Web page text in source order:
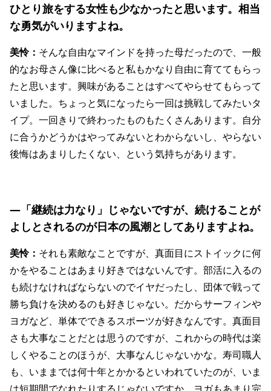
ひとり旅をする女性も少なかったと思います。相当
な勇気がいりますよね。
美怜： そんな自由なマインドを持った母だったので、一般
的なお母さん像に比べると私もかなり自由に育ててもらっ
たと思います。興味があることはすべてやらせてもらって
いました。ちょっと気になったら一回は挑戦してみたいタ
イプ。一回きりで終わったものもたくさんあります。自分
に合うかどうかはやってみないとわからないし、やらない
後悔はあまりしたくない、という気持ちがあります。
―「継続は力なり」じゃないですが、続けることが
よしとされるのが日本の風潮としてありますよね。
美怜： それも素敵なことですが、真面目にストイックに何
かをやることはあまり好きではないんです。部活に入るの
も続けなければならないのでイヤだったし、団体で戦って
勝ち負けを決めるのも好きじゃない。だからサーフィンや
ヨガなど、単体でできるスポーツが好きなんです。真面目
さも大事なことだとは思うのですが、これからの時代は楽
しくやることのほうが、大事なんじゃないかな。寿司職人
も、いままでは何十年とかかるといわれていたのが、いま